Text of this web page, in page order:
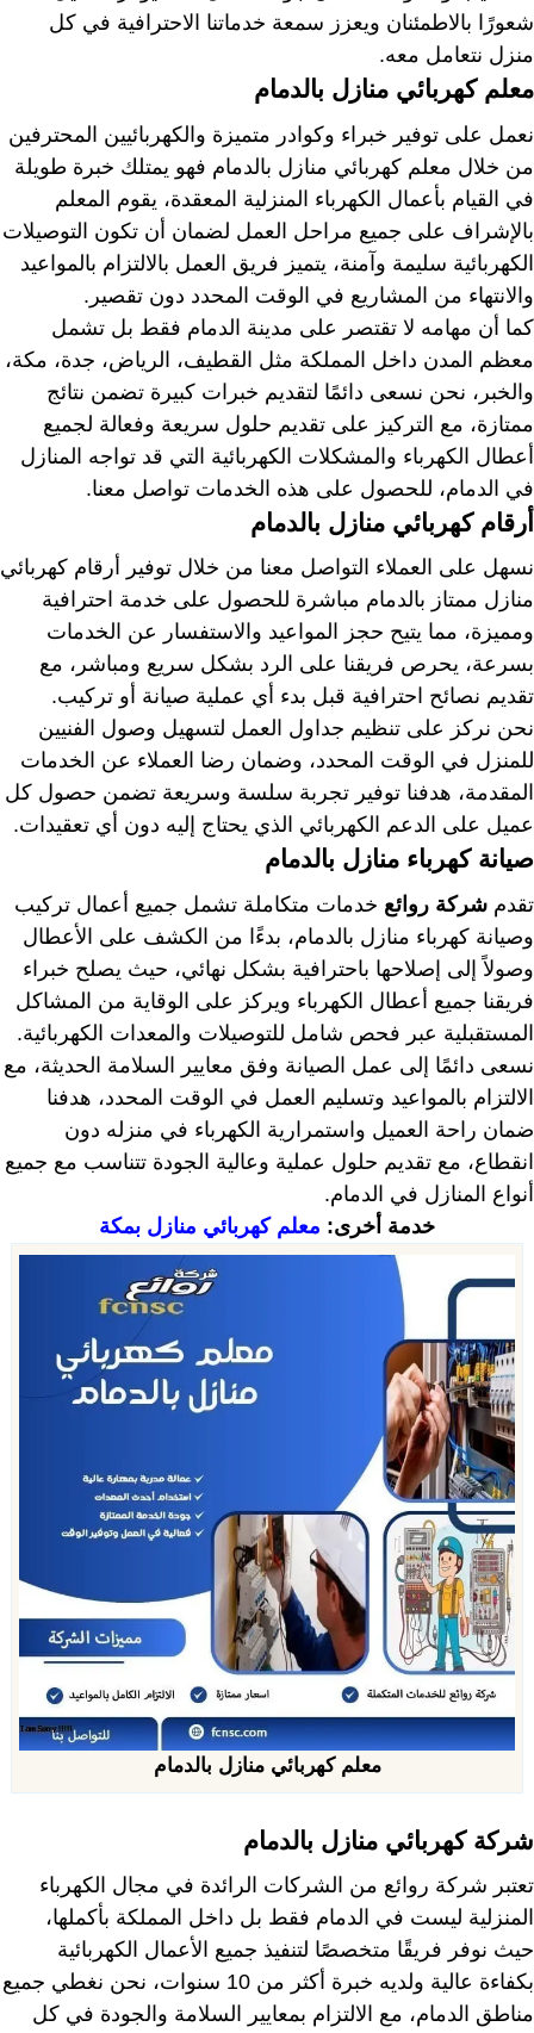
شعورًا بالاطمئنان ويعزز سمعة خدماتنا الاحترافية في كل
منزل نتعامل معه.
معلم كهربائي منازل بالدمام
نعمل على توفير خبراء وكوادر متميزة والكهربائيين المحترفين
من خلال معلم كهربائي منازل بالدمام فهو يمتلك خبرة طويلة
في القيام بأعمال الكهرباء المنزلية المعقدة، يقوم المعلم
بالإشراف على جميع مراحل العمل لضمان أن تكون التوصيلات
الكهربائية سليمة وآمنة، يتميز فريق العمل بالالتزام بالمواعيد
والانتهاء من المشاريع في الوقت المحدد دون تقصير.
كما أن مهامه لا تقتصر على مدينة الدمام فقط بل تشمل
معظم المدن داخل المملكة مثل القطيف، الرياض، جدة، مكة،
والخبر، نحن نسعى دائمًا لتقديم خبرات كبيرة تضمن نتائج
ممتازة، مع التركيز على تقديم حلول سريعة وفعالة لجميع
أعطال الكهرباء والمشكلات الكهربائية التي قد تواجه المنازل
في الدمام، للحصول على هذه الخدمات تواصل معنا.
أرقام كهربائي منازل بالدمام
نسهل على العملاء التواصل معنا من خلال توفير أرقام كهربائي
منازل ممتاز بالدمام مباشرة للحصول على خدمة احترافية
ومميزة، مما يتيح حجز المواعيد والاستفسار عن الخدمات
بسرعة، يحرص فريقنا على الرد بشكل سريع ومباشر، مع
تقديم نصائح احترافية قبل بدء أي عملية صيانة أو تركيب.
نحن نركز على تنظيم جداول العمل لتسهيل وصول الفنيين
للمنزل في الوقت المحدد، وضمان رضا العملاء عن الخدمات
المقدمة، هدفنا توفير تجربة سلسة وسريعة تضمن حصول كل
عميل على الدعم الكهربائي الذي يحتاج إليه دون أي تعقيدات.
صيانة كهرباء منازل بالدمام
تقدم شركة روائع خدمات متكاملة تشمل جميع أعمال تركيب
وصيانة كهرباء منازل بالدمام، بدءًا من الكشف على الأعطال
وصولاً إلى إصلاحها باحترافية بشكل نهائي، حيث يصلح خبراء
فريقنا جميع أعطال الكهرباء ويركز على الوقاية من المشاكل
المستقبلية عبر فحص شامل للتوصيلات والمعدات الكهربائية.
نسعى دائمًا إلى عمل الصيانة وفق معايير السلامة الحديثة، مع
الالتزام بالمواعيد وتسليم العمل في الوقت المحدد، هدفنا
ضمان راحة العميل واستمرارية الكهرباء في منزله دون
انقطاع، مع تقديم حلول عملية وعالية الجودة تتناسب مع جميع
أنواع المنازل في الدمام.
خدمة أخرى: معلم كهربائي منازل بمكة
معلم كهربائي منازل بالدمام
شركة كهربائي منازل بالدمام
تعتبر شركة روائع من الشركات الرائدة في مجال الكهرباء
المنزلية ليست في الدمام فقط بل داخل المملكة بأكملها،
حيث نوفر فريقًا متخصصًا لتنفيذ جميع الأعمال الكهربائية
بكفاءة عالية ولديه خبرة أكثر من 10 سنوات، نحن نغطي جميع
مناطق الدمام، مع الالتزام بمعايير السلامة والجودة في كل